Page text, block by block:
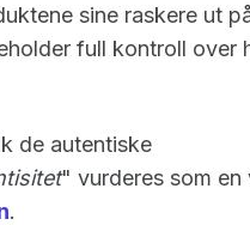
sine raskere ut
full kontroll over
de autentiske
" vurderes som en
.